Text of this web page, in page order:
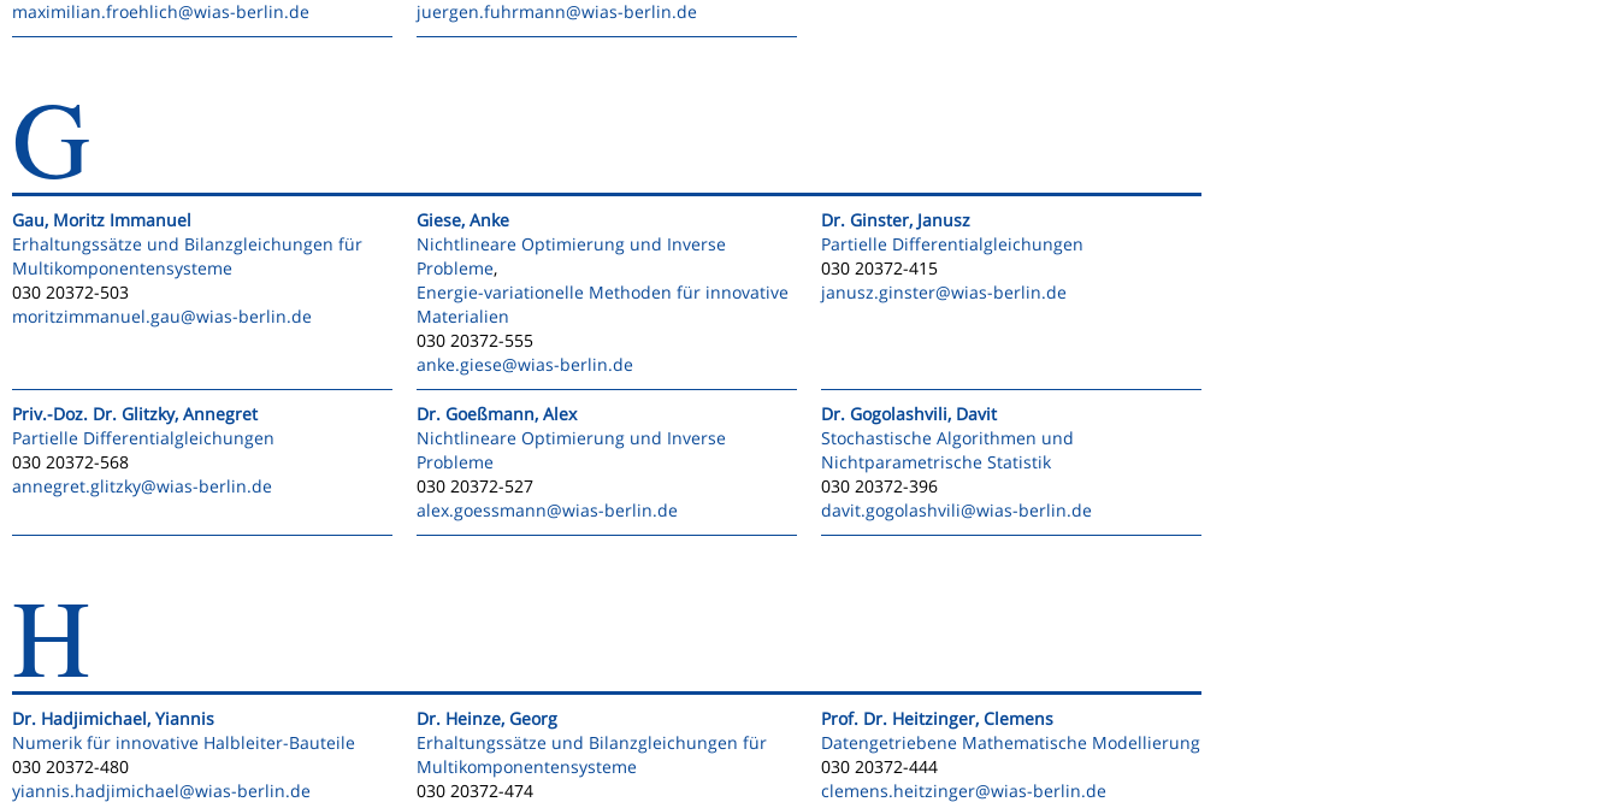
maximilian.froehlich@wias-berlin.de
juergen.fuhrmann@wias-berlin.de
G
Gau, Moritz Immanuel
Erhaltungssätze und Bilanzgleichungen für
Multikomponentensysteme
030 20372-503
moritzimmanuel.gau@wias-berlin.de
Giese, Anke
Nichtlineare Optimierung und Inverse
Probleme,
Energie-variationelle Methoden für innovative
Materialien
030 20372-555
anke.giese@wias-berlin.de
Dr. Ginster, Janusz
Partielle Differentialgleichungen
030 20372-415
janusz.ginster@wias-berlin.de
Priv.-Doz. Dr. Glitzky, Annegret
Partielle Differentialgleichungen
030 20372-568
annegret.glitzky@wias-berlin.de
Dr. Goeßmann, Alex
Nichtlineare Optimierung und Inverse
Probleme
030 20372-527
alex.goessmann@wias-berlin.de
Dr. Gogolashvili, Davit
Stochastische Algorithmen und
Nichtparametrische Statistik
030 20372-396
davit.gogolashvili@wias-berlin.de
H
Dr. Hadjimichael, Yiannis
Numerik für innovative Halbleiter-Bauteile
030 20372-480
yiannis.hadjimichael@wias-berlin.de
Dr. Heinze, Georg
Erhaltungssätze und Bilanzgleichungen für
Multikomponentensysteme
030 20372-474
Prof. Dr. Heitzinger, Clemens
Datengetriebene Mathematische Modellierung
030 20372-444
clemens.heitzinger@wias-berlin.de